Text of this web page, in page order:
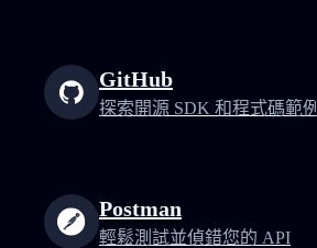
GitHub
探索開源 SDK 和程式碼範例
Postman
輕鬆測試並偵錯您的 API